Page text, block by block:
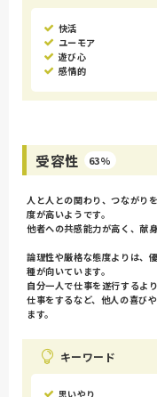
快活
ユーモア
遊び心
感情的
受容性 63%
人と人との関わり、つながり
度が高いようです。
他者への共感能力が高く、献
論理性や厳格な態度よりは、
種が向いています。
自分一人で仕事を遂行するよ
仕事をするなど、他人の喜び
ます。
キーワード
思いやり